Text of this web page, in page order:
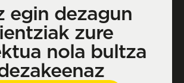
egin dezagun
zure
nola bultza